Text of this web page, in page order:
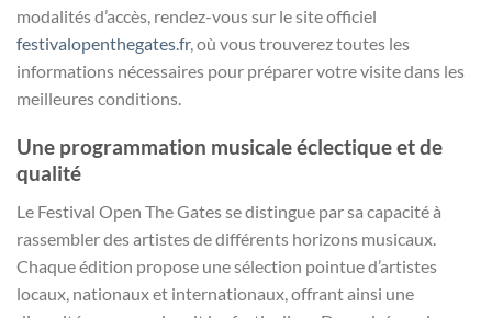
modalités d’accès, rendez-vous sur le site officiel
festivalopenthegates.fr, où vous trouverez toutes les
informations nécessaires pour préparer votre visite dans les
meilleures conditions.
Une programmation musicale éclectique et de
qualité
Le Festival Open The Gates se distingue par sa capacité à
rassembler des artistes de différents horizons musicaux.
Chaque édition propose une sélection pointue d’artistes
locaux, nationaux et internationaux, offrant ainsi une